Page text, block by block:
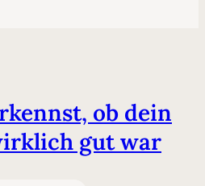
ob dein
gut war